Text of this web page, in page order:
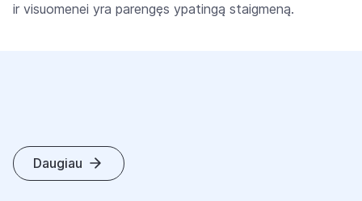
ir visuomenei yra parengęs ypatingą staigmeną.
Daugiau